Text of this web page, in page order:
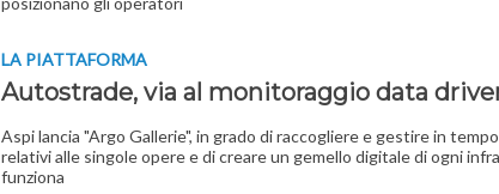
LA PIATTAFORMA
Autostrade, via al monitoraggio data
Aspi lancia "Argo Gallerie", in grado di raccogliere e gestire in
relativi alle singole opere e di creare un gemello digitale di ogni
funziona